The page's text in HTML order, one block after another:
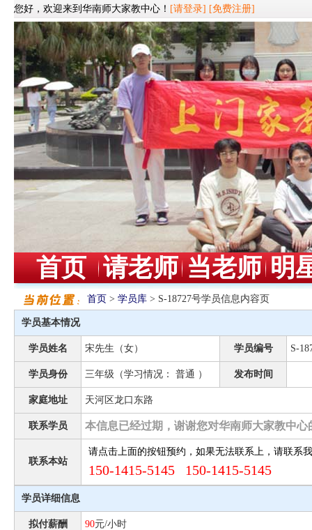
您好，欢迎来到华南师大家教中心！ [请登录] [免费注册]
首页 请老师 当老师 明
首页 > 学员库 > S-18727号学员信息内容页
学员基本情况
学员姓名 宋先生（女） 学员编号 S-
学员身份 三年级（学习情况： 普通 ） 发布时间
家庭地址 天河区龙口东路
联系学员 本信息已经过期，谢谢您对华南师大家教中心
联系本站
请点击上面的按钮预约，如果无法联系上，请联系
150-1415-5145 150-1415-5145
学员详细信息
拟付薪酬 90元/小时